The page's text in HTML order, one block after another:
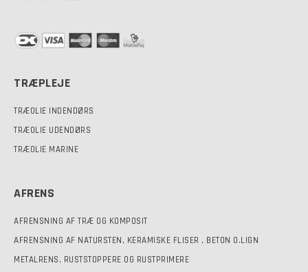
TRÆPLEJE
TRÆOLIE INDENDØRS
TRÆOLIE UDENDØRS
TRÆOLIE MARINE
AFRENS
AFRENSNING AF TRÆ OG KOMPOSIT
AFRENSNING AF NATURSTEN, KERAMISKE FLISER , BETON O.LIGN
METALRENS, RUSTSTOPPERE OG RUSTPRIMERE